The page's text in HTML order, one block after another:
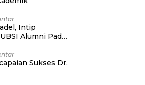
Intip
Alumni Padel
Sukses Dr.